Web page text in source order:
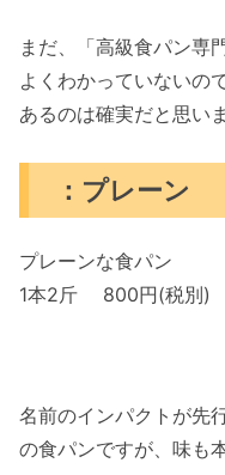
まだ、「高級食パン
よくわかっていないの
あるのは確実だと思いま
：プレーン
プレーンな食パン
1本2斤 800円(税別)
名前のインパクトが先
の食パンですが、味も